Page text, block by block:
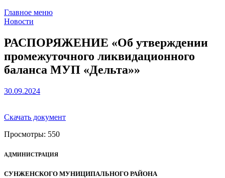
Главное меню
Новости
РАСПОРЯЖЕНИЕ «Об утверждении
промежуточного ликвидационного
баланса МУП «Дельта»»
30.09.2024
Скачать документ
Просмотры: 550
АДМИНИСТРАЦИЯ
СУНЖЕНСКОГО МУНИЦИПАЛЬНОГО РАЙОНА